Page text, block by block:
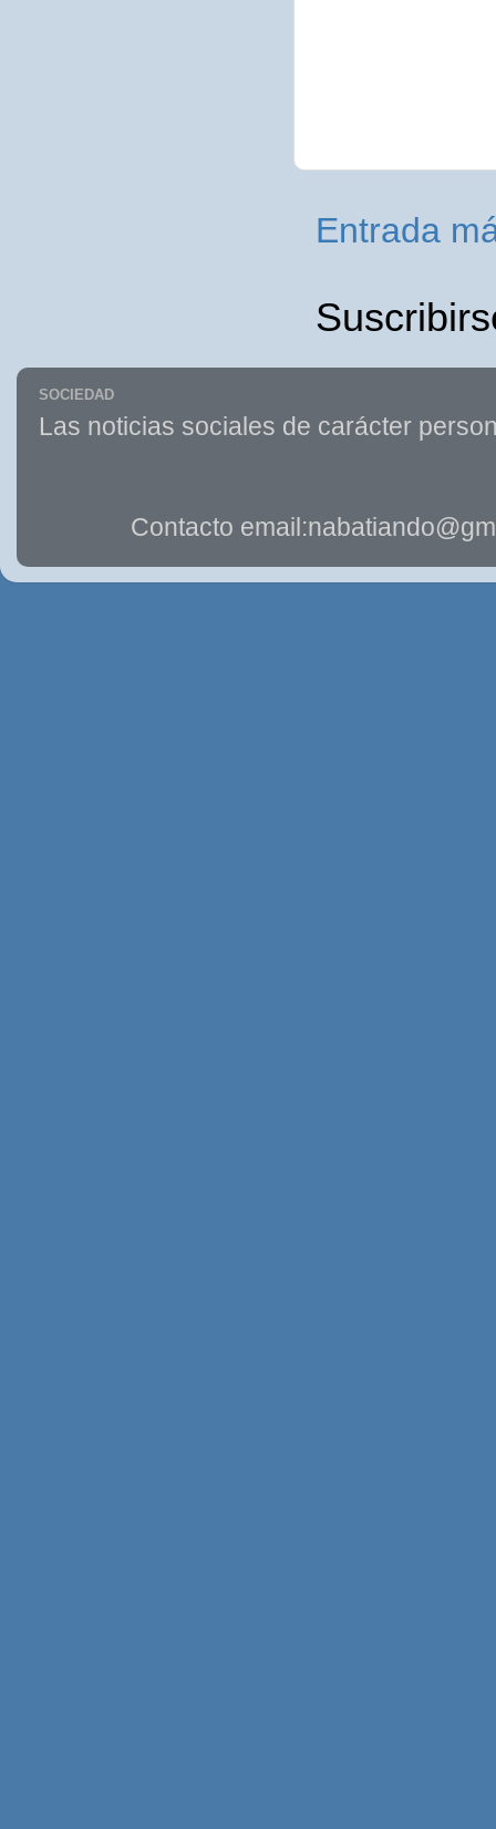
Entrada
SOCIEDAD
Las noticias sociales de carácter
Contacto